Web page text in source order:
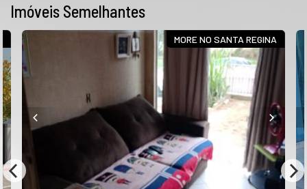
Imóveis Semelhantes
MORE NO SANTA REGINA